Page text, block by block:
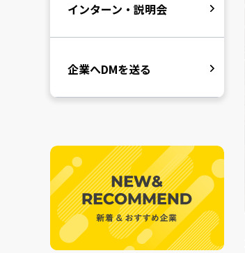
インターン・説明会
企業へDMを送る